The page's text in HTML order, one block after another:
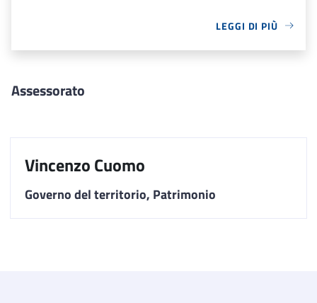
LEGGI DI PIÙ
Assessorato
Vincenzo Cuomo
Governo del territorio, Patrimonio